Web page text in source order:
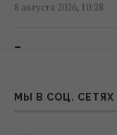
Воздушные
8 августа 2026, 10:28
Россияне
МЫ В СОЦ. СЕТЯХ